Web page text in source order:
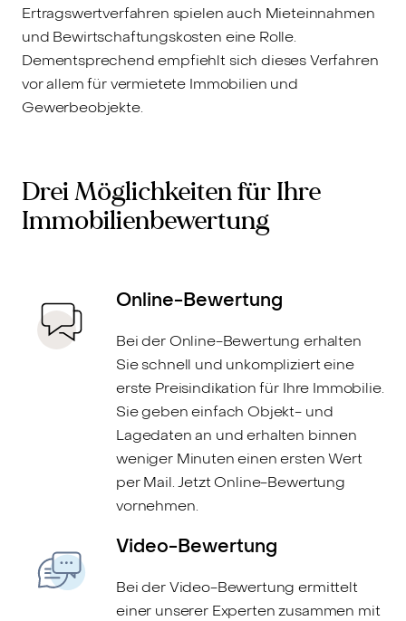
Ertragswertverfahren spielen auch Mieteinnahmen
und Bewirtschaftungskosten eine Rolle.
Dementsprechend empfiehlt sich dieses Verfahren
vor allem für vermietete Immobilien und
Gewerbeobjekte.
Drei Möglichkeiten für Ihre
Immobilienbewertung
Online-Bewertung
Bei der Online-Bewertung erhalten
Sie schnell und unkompliziert eine
erste Preisindikation für Ihre Immobilie.
Sie geben einfach Objekt- und
Lagedaten an und erhalten binnen
weniger Minuten einen ersten Wert
per Mail. Jetzt Online-Bewertung
vornehmen.
Video-Bewertung
Bei der Video-Bewertung ermittelt
einer unserer Experten zusammen mit